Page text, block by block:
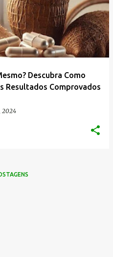
Descubra Como
Resultados Comprovados
2024